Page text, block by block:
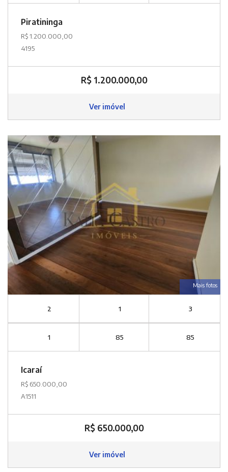
Piratininga
R$ 1.200.000,00
4195
R$ 1.200.000,00
Ver imóvel
Mais fotos
2 1 3
1 85 85
Icaraí
R$ 650.000,00
A1511
R$ 650.000,00
Ver imóvel